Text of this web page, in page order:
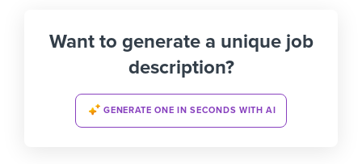
Want to generate a unique job
description?
GENERATE ONE IN SECONDS WITH AI